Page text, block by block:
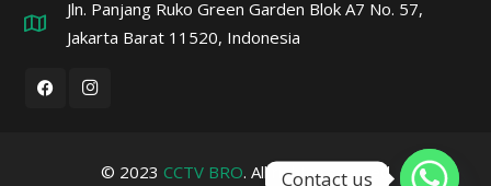
Jln. Panjang Ruko Green Garden Blok A7 No. 57,
Jakarta Barat 11520, Indonesia
© 2023 CCTV BRO. All rights reserved
Contact us